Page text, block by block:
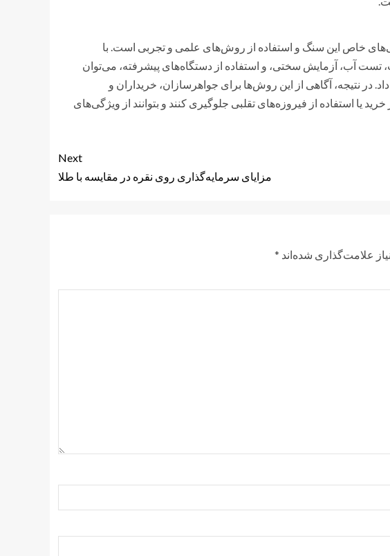
خاص این سنگ و استفاده از روش‌های علمی و تجربی است. با
آب، آزمایش سختی، و استفاده از دستگاه‌های پیشرفته، می‌توان
در نتیجه، آگاهی از این روش‌ها برای جواهرسازان، خریداران و
یا استفاده از فیروزه‌های تقلبی جلوگیری کنند و بتوانند از ویژگی‌های
Next
مزایای سرمایه‌گذاری روی نقره در مقایسه با طلا
علامت‌گذاری شده‌اند *